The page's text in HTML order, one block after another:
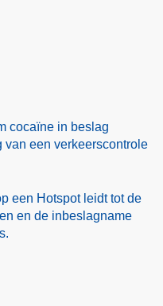
cocaïne in beslag
een verkeerscontrole
een Hotspot leidt tot de
en de inbeslagname